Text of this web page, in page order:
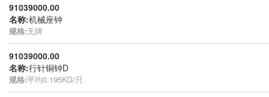
91039000.00
名称:机械座钟
规格:无牌
91039000.00
名称:行针铜钟D
规格:平均0.195KG/只